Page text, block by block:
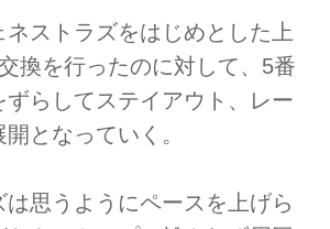
ネストラズをはじめとした上
換を行ったのに対して、5番
らしてステイアウト、レー
となっていく。
は思うようにペースを上げら